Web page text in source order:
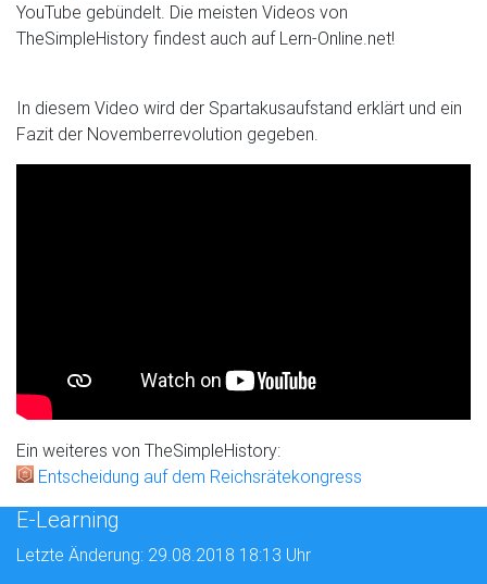
YouTube gebündelt. Die meisten Videos von
TheSimpleHistory findest auch auf Lern-Online.net!
In diesem Video wird der Spartakusaufstand erklärt und ein
Fazit der Novemberrevolution gegeben.
Ein weiteres von TheSimpleHistory:
Entscheidung auf dem Reichsrätekongress
E-Learning
Letzte Änderung: 29.08.2018 18:13 Uhr